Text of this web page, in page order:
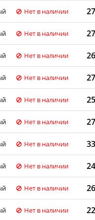
Нет в наличии
Нет в наличии
Нет в наличии
Нет в наличии
Нет в наличии
Нет в наличии
Нет в наличии
Нет в наличии
Нет в наличии
Нет в наличии